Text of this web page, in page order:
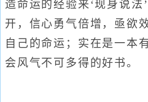
造命运的经验来‘现身说法
开，信心勇气倍增，亟欲
自己的命运；实在是一本
会风气不可多得的好书。